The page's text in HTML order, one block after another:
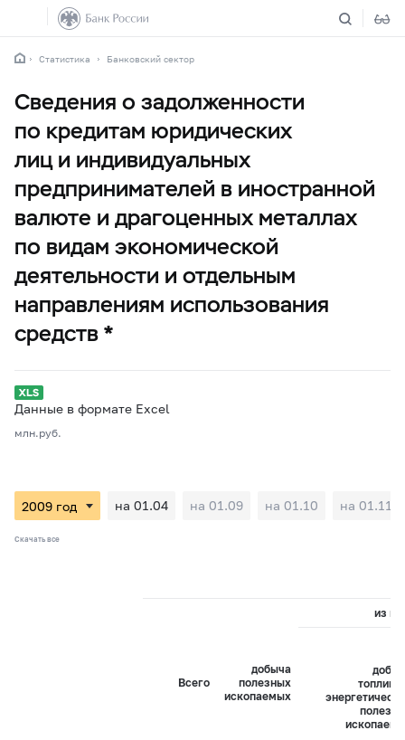
Статистика Банковский сектор
Сведения о задолженности
по кредитам юридических
лиц и индивидуальных
предпринимателей в иностранной
валюте и драгоценных металлах
по видам экономической
деятельности и отдельным
направлениям использования
средств *
Данные в формате Excel
млн.руб.
на 01.04 на 01.09 на 01.10 на 01.11
Скачать все
Всего
добыча
полезных
ископаемых
из